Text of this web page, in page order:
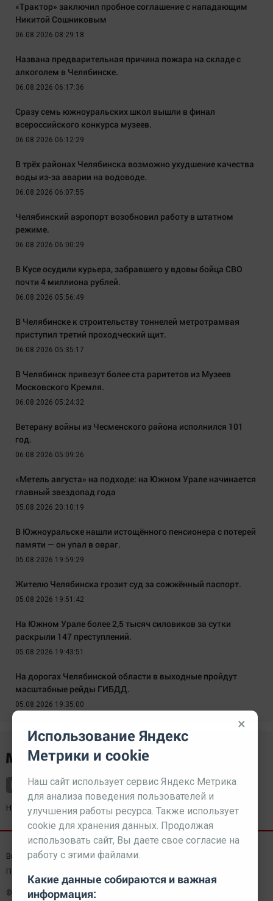
«Трактор» заключил пробное соглашение с нападающим
Никитой Сошниковым
06.08.2026 08:29:18
Названа предварительная причина пожара на складе с
алкоголем в Челябинске.
06.08.2026 06:17:36
Сразу семь южноуральских школ вышли в финал
всероссийского конкурса музеев.
06.08.2026 06:12:29
В трёх районах Челябинска возможно ухудшение качества
воды из-за аварии на водоводе.
06.08.2026 06:07:55
Челябинский аэропорт возобновил работу в штатном
режиме.
06.08.2026 06:00:29
В Кусе осудили курьера, забравшего у вдовы бойца СВО
почти 4 миллиона рублей.
06.08.2026 05:56:49
В Челябинске к строительству тоннелей метротрамвая
приступил третий проходческий щит.
06.08.2026 05:35:17
В Челябинск привезут более ста раритетов из Музеев
Московского Кремля.
06.08.2026 05:24:32
Ветерану войны из Чесменского района исполнился 101
год.
06.08.2026 05:09:26
«Метель августа» на подходе: на Южном Урале начинается
главный звездопад года
05.08.2026 20:10:19
В Южноуральске нашли истощённого пенсионера с потерей
памяти — он упал в овраг.
05.08.2026 19:59:29
Жителю Челябинска грозит суд за сожжённый паспорт.
05.08.2026 19:51:42
На Южном Урале более 2,5 тысяч силовиков за сутки
раскрыли 147 преступлений.
05.08.2026 19:43:51
На дорогах Челябинской области в выходные пройдут
масштабные рейды ГИБДД.
05.08.2026 19:35:00
Наш партнерkurorty-sochi.ru
Выходные данные СМИ Реклама
Пользовательское соглашение
© 2026 МЕДИАЗАВОД — Сайт может содержать контент,
×
Использование Яндекс
Метрики и cookie
Наш сайт использует сервис Яндекс Метрика
для анализа поведения пользователей и
улучшения работы ресурса. Также использует
cookie для хранения данных. Продолжая
использовать сайт, Вы даете свое согласие на
работу с этими файлами.
Какие данные собираются и важная
информация: